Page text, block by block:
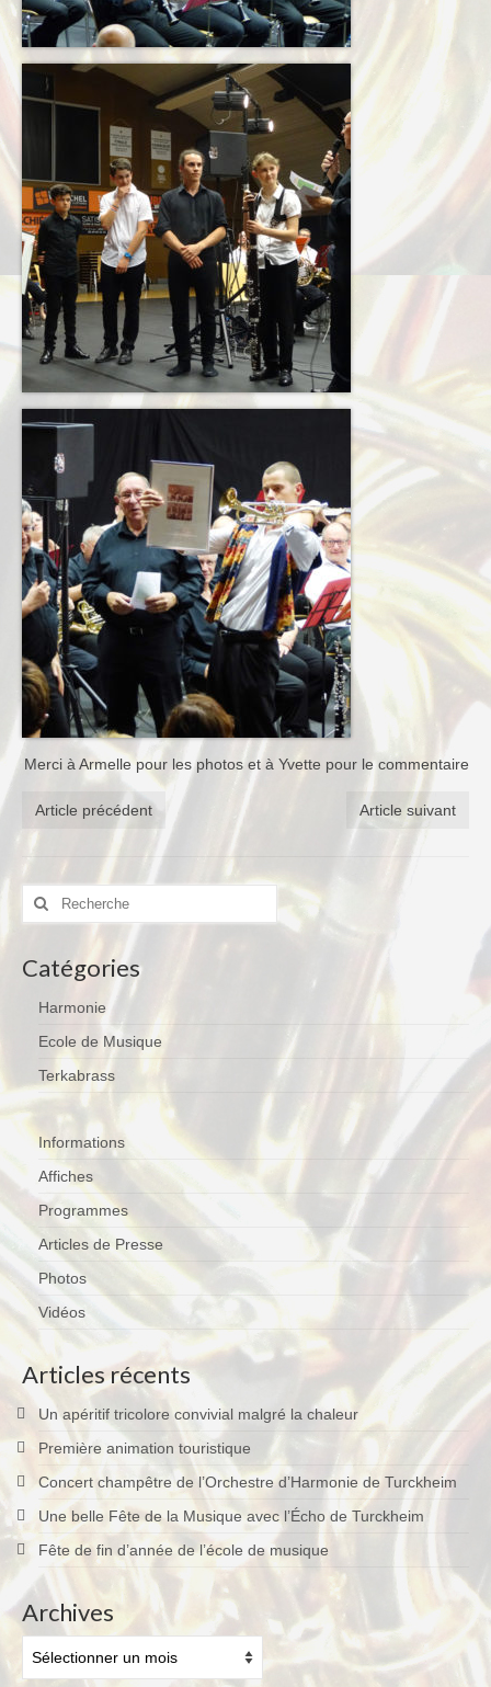
Merci à Armelle pour les photos et à Yvette pour le commentaire
Article précédent Article suivant
Rechercher
Catégories
Harmonie
Ecole de Musique
Terkabrass
Informations
Affiches
Programmes
Articles de Presse
Photos
Vidéos
Articles récents
Un apéritif tricolore convivial malgré la chaleur
Première animation touristique
Concert champêtre de l’Orchestre d’Harmonie de Turckheim
Une belle Fête de la Musique avec l’Écho de Turckheim
Fête de fin d’année de l’école de musique
Archives